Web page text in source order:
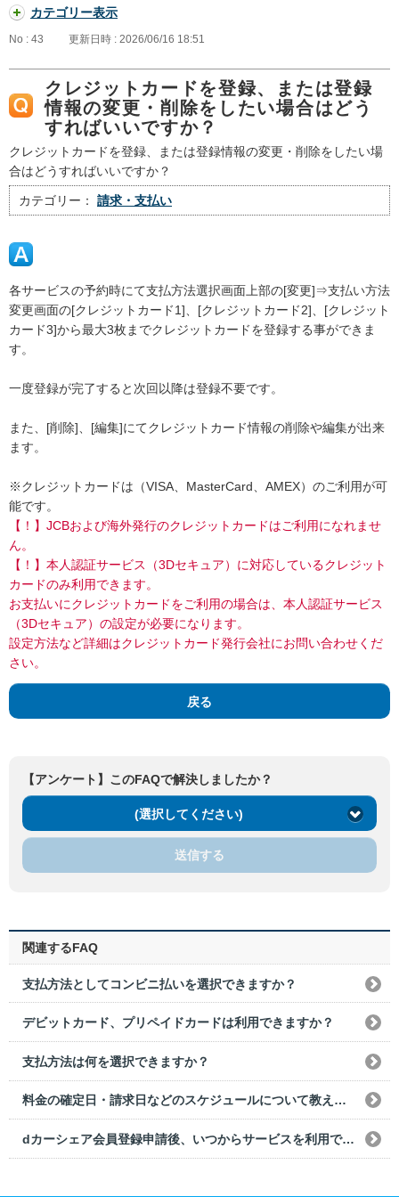
カテゴリー表示
No : 43 更新日時 : 2026/06/16 18:51
クレジットカードを登録、または登録
情報の変更・削除をしたい場合はどう
すればいいですか？
クレジットカードを登録、または登録情報の変更・削除をしたい場
合はどうすればいいですか？
カテゴリー： 請求・支払い
各サービスの予約時にて支払方法選択画面上部の[変更]⇒支払い方法
変更画面の[クレジットカード1]、[クレジットカード2]、[クレジット
カード3]から最大3枚までクレジットカードを登録する事ができま
す。
一度登録が完了すると次回以降は登録不要です。
また、[削除]、[編集]にてクレジットカード情報の削除や編集が出来
ます。
※クレジットカードは（VISA、MasterCard、AMEX）のご利用が可
能です。
【！】JCBおよび海外発行のクレジットカードはご利用になれませ
ん。
【！】本人認証サービス（3Dセキュア）に対応しているクレジット
カードのみ利用できます。
お支払いにクレジットカードをご利用の場合は、本人認証サービス
（3Dセキュア）の設定が必要になります。
設定方法など詳細はクレジットカード発行会社にお問い合わせくだ
さい。
戻る
【アンケート】このFAQで解決しましたか？
(選択してください)
送信する
関連するFAQ
支払方法としてコンビニ払いを選択できますか？
デビットカード、プリペイドカードは利用できますか？
支払方法は何を選択できますか？
料金の確定日・請求日などのスケジュールについて教えてください。
dカーシェア会員登録申請後、いつからサービスを利用できますか？